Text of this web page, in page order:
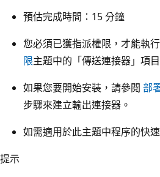
預估完成時間：15 分鐘
您必須已獲指派權限，才能執
限主題中的「傳送連接器」項目
如果您要開始安裝，請參閱 部
步驟來建立輸出連接器。
如需適用於此主題中程序的快
提示